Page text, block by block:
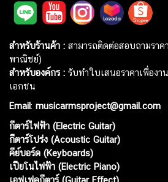
สำหรับร้านค้า : สามารถติดต่อสอบถามราค
พาณิชย์)
สำหรับองค์กร : รับทำใบเสนอราคาเพื่องา
เอกชน
Email: musicarmsproject@gmail.com
กีตาร์ไฟฟ้า (Electric Guitar)
กีตาร์โปร่ง (Acoustic Guitar)
คีย์บอร์ด (Keyboards)
เปียโนไฟฟ้า (Electric Piano)
เอฟเฟคกีตาร์ (Guitar Effect)